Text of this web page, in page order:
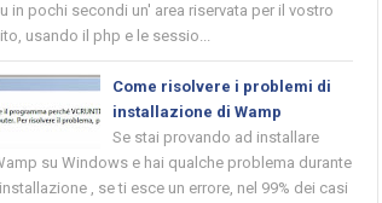
in pochi secondi un' area riservata per il vostro
usando il php e le sessio...
Come risolvere i problemi di
installazione di Wamp
Se stai provando ad installare
su Windows e hai qualche problema durante
, se ti esce un errore, nel 99% dei casi